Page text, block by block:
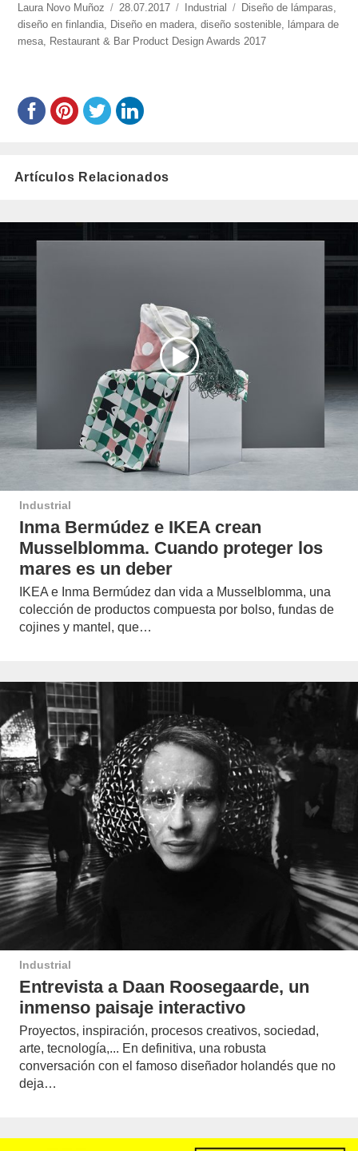
https://www.experimenta.es/author/laura-
novo-
munoz/
Laura Novo Muñoz
Publicado
el
28.07.2017 Categorías
Industrial Etiquetas
Diseño de lámparas
diseño en finlandia
Diseño en madera ,diseño sostenible
lámpara de
mesa
Restaurant & Bar Product Design Awards 2017
Artículos Relacionados
Industrial
Inma Bermúdez e IKEA crean
Musselblomma. Cuando proteger los
mares es un deber
IKEA e Inma Bermúdez dan vida a Musselblomma, una
colección de productos compuesta por bolso, fundas de
cojines y mantel, que…
Industrial
Entrevista a Daan Roosegaarde, un
inmenso paisaje interactivo
Proyectos, inspiración, procesos creativos, sociedad,
arte, tecnología,... En definitiva, una robusta
conversación con el famoso diseñador holandés que no
deja…